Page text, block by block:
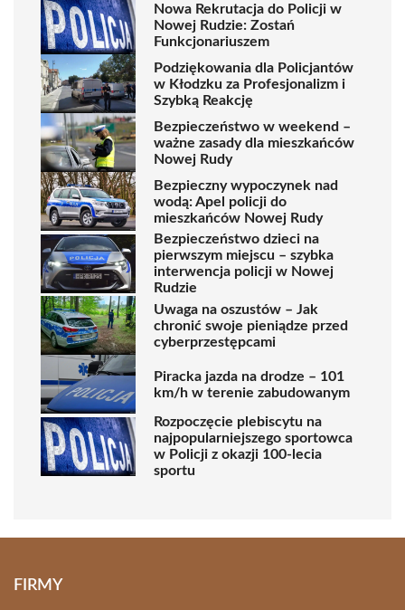
Nowa Rekrutacja do Policji w
Nowej Rudzie: Zostań
Funkcjonariuszem
Podziękowania dla Policjantów
w Kłodzku za Profesjonalizm i
Szybką Reakcję
Bezpieczeństwo w weekend –
ważne zasady dla mieszkańców
Nowej Rudy
Bezpieczny wypoczynek nad
wodą: Apel policji do
mieszkańców Nowej Rudy
Bezpieczeństwo dzieci na
pierwszym miejscu – szybka
interwencja policji w Nowej
Rudzie
Uwaga na oszustów – Jak
chronić swoje pieniądze przed
cyberprzestępcami
Piracka jazda na drodze – 101
km/h w terenie zabudowanym
Rozpoczęcie plebiscytu na
najpopularniejszego sportowca
w Policji z okazji 100-lecia
sportu
FIRMY